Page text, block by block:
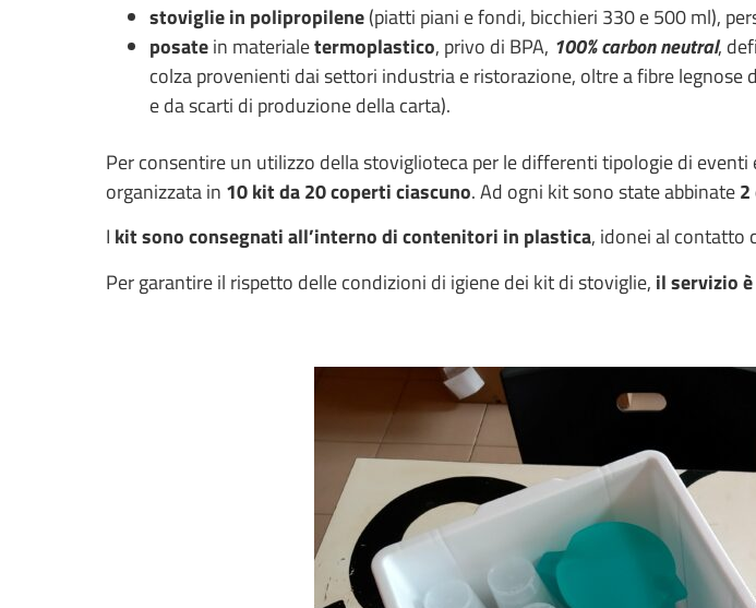
stoviglie in polipropilene(piatti piani e fondi, bicchieri 330 e 500 ml),
posatein materialetermoplastico, privo di BPA, 100% carbon neutral,
colza provenienti dai settori industria e ristorazione, oltre a fibre
e da scarti di produzione della carta).
Per consentire un utilizzo della stoviglioteca per le differenti tipologie di
organizzata in 10 kit da 20 coperti ciascuno. Ad ogni kit sono state abbinate
I kit sono consegnati all’interno di contenitori in plastica, idonei al contatto
Per garantire il rispetto delle condizioni di igiene dei kit di stoviglie, il servizio